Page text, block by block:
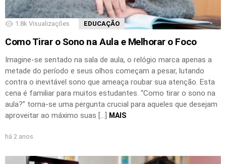
1.8k Visualizações EDUCAÇÃO
Como Tirar o Sono na Aula e Melhorar o Foco
Imagine-se sentado na sala de aula, o relógio marca apenas a
metade do período e seus olhos começam a pesar, lutando
contra o inevitável sono que ameaça roubar sua atenção. Esta
cena é familiar para muitos estudantes. “Como tirar o sono na
aula?” torna-se uma pergunta crucial para aqueles que desejam
aproveitar ao máximo suas […]
MAIS
há 2 anos